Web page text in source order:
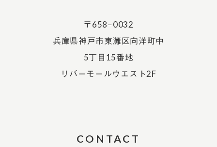
〒658−0032
兵庫県神戸市東灘区向洋町中
5丁目15番地
リバーモールウエスト2F
CONTACT